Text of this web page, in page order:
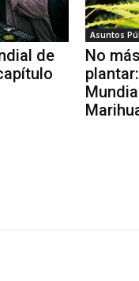
de
Asuntos
No